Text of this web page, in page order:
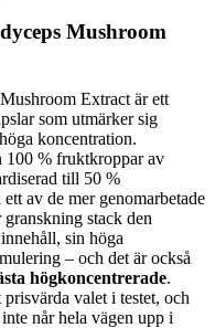
Mushroom
Extract är ett
som utmärker sig
koncentration.
100 % fruktkroppar av
till 50 %
av de mer genomarbetade
stack den
sin höga
– och det är också
högkoncentrerade.
valet i testet, och
når hela vägen upp i